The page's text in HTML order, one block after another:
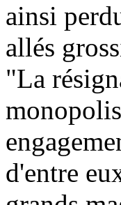
ainsi
allés
"La
d'entre